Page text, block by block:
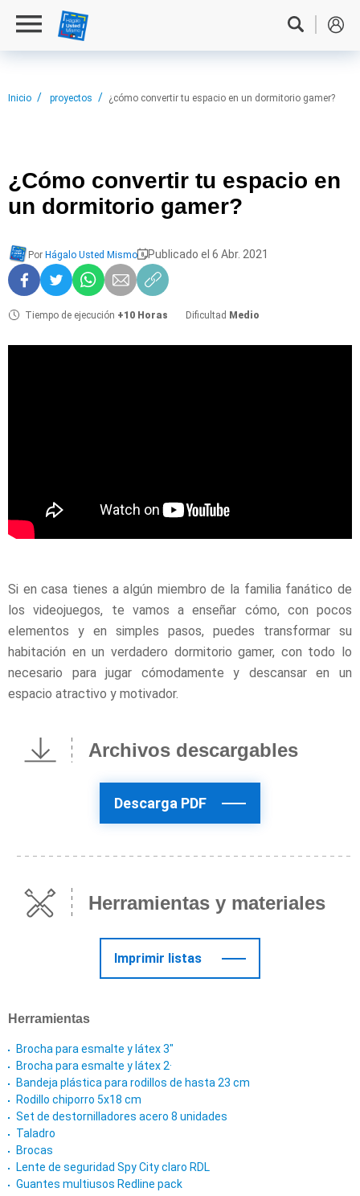
Inicio proyectos ¿cómo convertir tu espacio en un dormitorio gamer?
¿Cómo convertir tu espacio en
un dormitorio gamer?
Por Hágalo Usted Mismo Publicado el 6 Abr. 2021
Tiempo de ejecución +10 Horas Dificultad Medio
Si en casa tienes a algún miembro de la familia fanático de
los videojuegos, te vamos a enseñar cómo, con pocos
elementos y en simples pasos, puedes transformar su
habitación en un verdadero dormitorio gamer, con todo lo
necesario para jugar cómodamente y descansar en un
espacio atractivo y motivador.
Archivos descargables
Descarga PDF
Herramientas y materiales
Imprimir listas
Herramientas
Brocha para esmalte y látex 3"
Brocha para esmalte y látex 2·
Bandeja plástica para rodillos de hasta 23 cm
Rodillo chiporro 5x18 cm
Set de destornilladores acero 8 unidades
Taladro
Brocas
Lente de seguridad Spy City claro RDL
Guantes multiusos Redline pack